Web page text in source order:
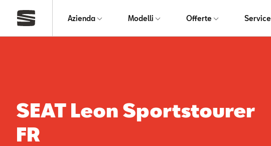
Azienda Modelli Offerte Service
SEAT Leon Sportstourer
FR